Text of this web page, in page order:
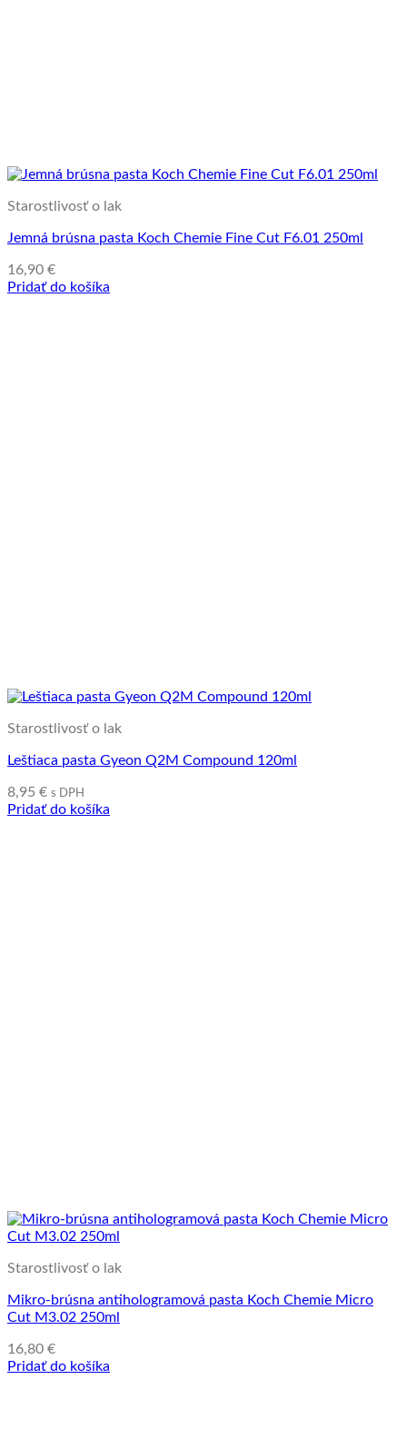
Starostlivosť o lak
Jemná brúsna pasta Koch Chemie Fine Cut F6.01 250ml
16,90 €
Pridať do košíka
Starostlivosť o lak
Leštiaca pasta Gyeon Q2M Compound 120ml
8,95 € s DPH
Pridať do košíka
Starostlivosť o lak
Mikro-brúsna antihologramová pasta Koch Chemie Micro
Cut M3.02 250ml
16,80 €
Pridať do košíka